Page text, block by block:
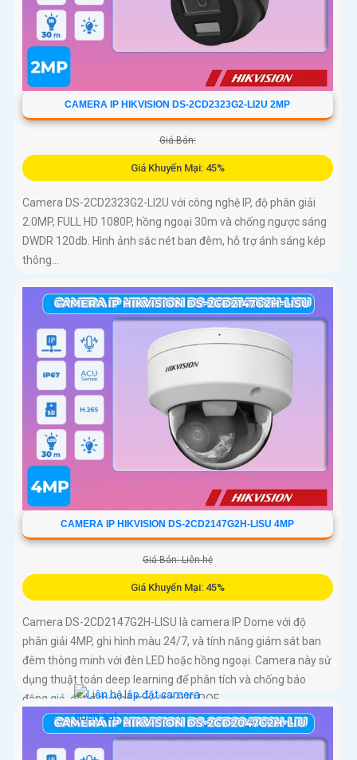
CAMERA IP HIKVISION DS-2CD2323G2-LI2U 2MP
Giá Bán:
Giá Khuyến Mại: 45%
Camera DS-2CD2323G2-LI2U với công nghệ IP, độ phân giải
2.0MP, FULL HD 1080P, hồng ngoại 30m và chống ngược sáng
DWDR 120db. Hình ảnh sắc nét ban đêm, hỗ trợ ánh sáng kép
thông...
CAMERA IP HIKVISION DS-2CD2147G2H-LISU 4MP
Giá Bán: Liên hệ
Giá Khuyến Mại: 45%
Camera DS-2CD2147G2H-LISU là camera IP Dome với độ
phân giải 4MP, ghi hình màu 24/7, và tính năng giám sát ban
đêm thông minh với đèn LED hoặc hồng ngoại. Camera này sử
dụng thuật toán deep learning để phân tích và chống báo
động giả, đồng thời hỗ trợ kết nối IP POE